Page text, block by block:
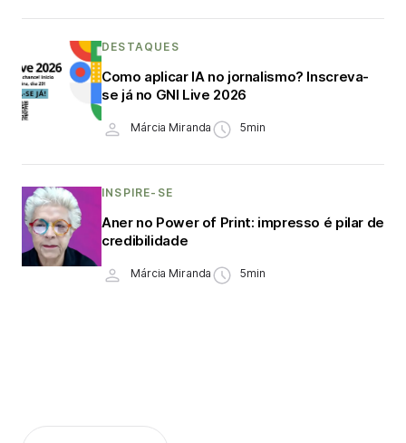
DESTAQUES
Como aplicar IA no jornalismo? Inscreva-
se já no GNI Live 2026
Márcia Miranda 5min
INSPIRE-SE
Aner no Power of Print: impresso é pilar de
credibilidade
Márcia Miranda 5min